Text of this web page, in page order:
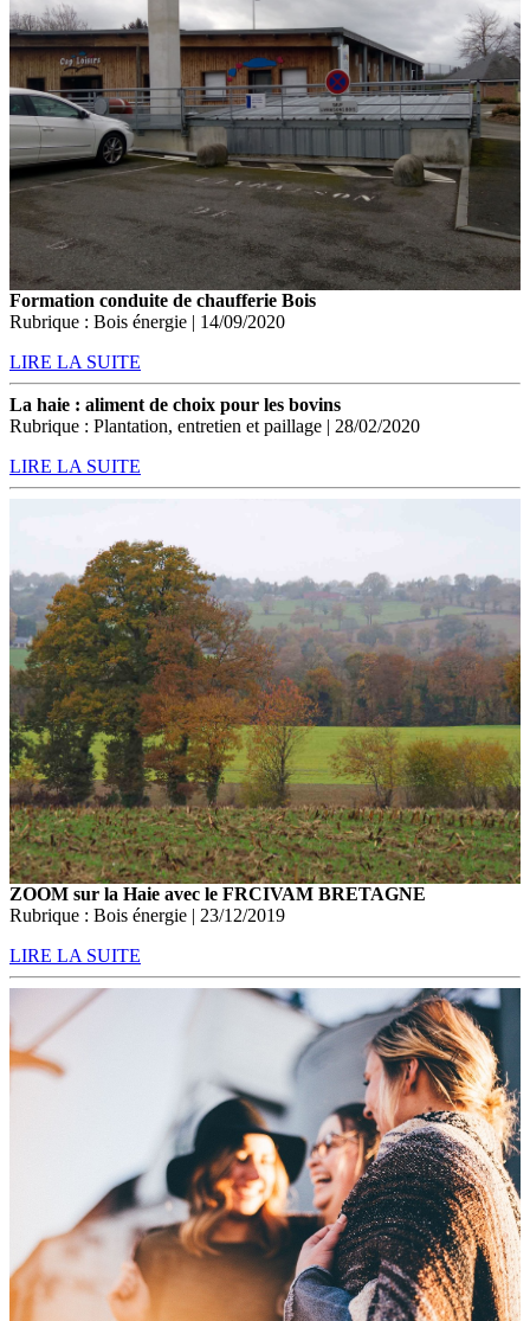
Formation conduite de chaufferie Bois
Rubrique : Bois énergie | 14/09/2020
LIRE LA SUITE
La haie : aliment de choix pour les bovins
Rubrique : Plantation, entretien et paillage | 28/02/2020
LIRE LA SUITE
ZOOM sur la Haie avec le FRCIVAM BRETAGNE
Rubrique : Bois énergie | 23/12/2019
LIRE LA SUITE